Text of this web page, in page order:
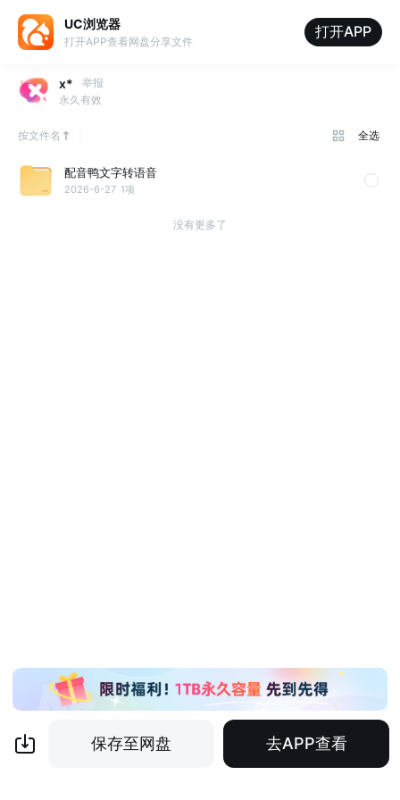
UC浏览器
打开APP查看网盘分享文件
打开APP
x*
举报
永久有效
按文件名 全选
配音鸭文字转语音
2026-6-27 1项
没有更多了
保存至网盘 去APP查看